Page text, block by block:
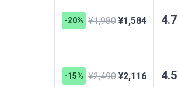
-20% ¥1,980 ¥1,584 4.7
-15% ¥2,490 ¥2,116 4.5